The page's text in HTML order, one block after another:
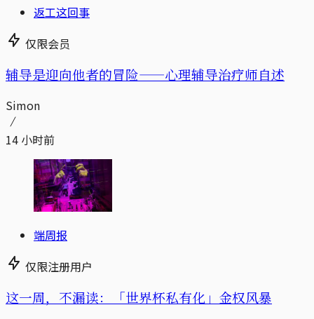
返工这回事
仅限会员
辅导是迎向他者的冒险——心理辅导治疗师自述
Simon
14 小时前
端周报
仅限注册用户
这一周，不漏读：「世界杯私有化」金权风暴